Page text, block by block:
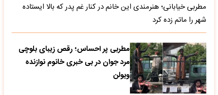
مطربی خیابانی؛ هنرمندی این خانم در کنار غم پدر که بالا ایستاده
شهر را ماتم زده کرد
مطربی پر احساس؛ رقص زیبای بلوچی
مرد جوان در بی خبری خانوم نوازنده
ویولن